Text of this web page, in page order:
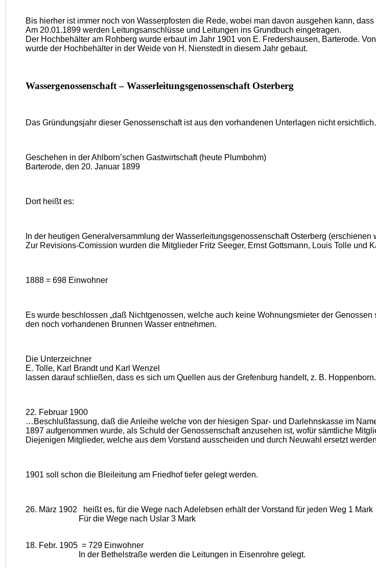
Bis hierher ist immer noch von Wasserpfosten die Rede, wobei man davon ausgehen kann,
Am 20.01.1899 werden Leitungsanschlüsse und Leitungen ins Grundbuch eingetragen.
Der Hochbehälter am Rohberg wurde erbaut im Jahr 1901 von E. Fredershausen, Barterode.
wurde der Hochbehälter in der Weide von H. Nienstedt in diesem Jahr gebaut.
Wassergenossenschaft – Wasserleitungsgenossenschaft Osterberg
Das Gründungsjahr dieser Genossenschaft ist aus den vorhandenen Unterlagen nicht ersichtlich.
Geschehen in der Ahlborn’schen Gastwirtschaft (heute Plumbohm)
Barterode, den 20. Januar 1899
Dort heißt es:
In der heutigen Generalversammlung der Wasserleitungsgenossenschaft Osterberg (erschienen
Zur Revisions-Comission wurden die Mitglieder Fritz Seeger, Ernst Gottsmann, Louis Tolle und
1888 = 698 Einwohner
Es wurde beschlossen „daß Nichtgenossen, welche auch keine Wohnungsmieter der Genossen
den noch vorhandenen Brunnen Wasser entnehmen.
Die Unterzeichner
E. Tolle, Karl Brandt und Karl Wenzel
lassen darauf schließen, dass es sich um Quellen aus der Grefenburg handelt, z. B. Hoppenborn.
22. Februar 1900
…Beschlußfassung, daß die Anleihe welche von der hiesigen Spar- und Darlehnskasse im
1897 aufgenommen wurde, als Schuld der Genossenschaft anzusehen ist, wofür sämtliche
Diejenigen Mitglieder, welche aus dem Vorstand ausscheiden und durch Neuwahl ersetzt
1901 soll schon die Bleileitung am Friedhof tiefer gelegt werden.
26. März 1902 heißt es, für die Wege nach Adelebsen erhält der Vorstand für jeden Weg 1 Mark
Für die Wege nach Uslar 3 Mark
18. Febr. 1905 = 729 Einwohner
In der Bethelstraße werden die Leitungen in Eisenrohre gelegt.